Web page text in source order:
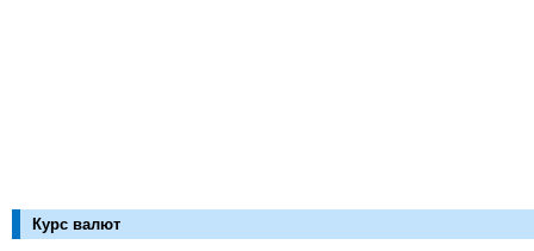
Курс валют